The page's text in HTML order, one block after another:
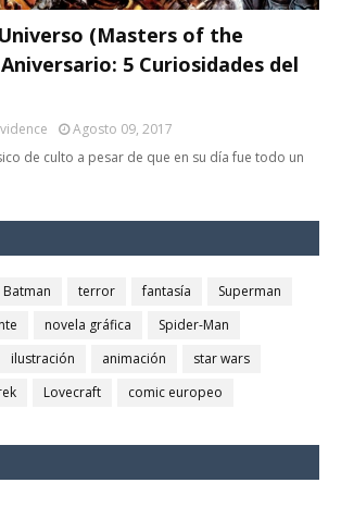
(Masters of the
5 Curiosidades del
Agosto 09, 2017
de culto a pesar de que en su día fue todo un
Batman terror fantasía
Superman
novela gráfica
Spider-Man
ilustración animación
star wars
Lovecraft comic europeo